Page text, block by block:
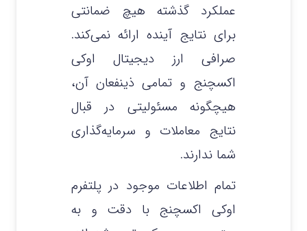
عملکرد گذشته هیچ ضمانتی
برای نتایج آینده ارائه نمی‌کند.
صرافی ارز دیجیتال اوکی
اکسچنج و تمامی ذینفعان آن،
هیچگونه مسئولیتی در قبال
نتایج معاملات و سرمایه‌گذاری
شما ندارند.
تمام اطلاعات موجود در پلتفرم
اوکی اکسچنج با دقت و به